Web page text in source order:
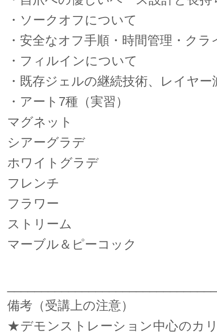
・ソークオフについて
・安全なオフ手順・時間管理・ク
・フィルインについて
・既存ジェルの継続技術、レイヤ
・アート7種（実習）
マグネット
シアーグラデ
ホワイトグラデ
フレンチ
フラワー
ストリーム
マーブル＆ピーコック
備考（受講上の注意）
★デモンストレーション中心のカ